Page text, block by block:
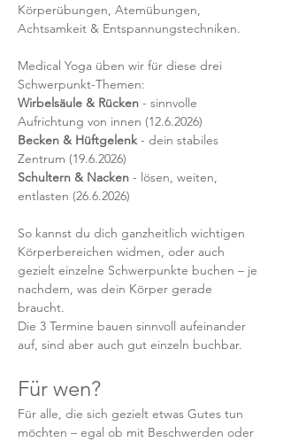
Körperübungen, Atemübungen,
Achtsamkeit & Entspannungstechniken.
Medical Yoga üben wir für diese drei
Schwerpunkt-Themen:
Wirbelsäule & Rücken - sinnvolle
Aufrichtung von innen (12.6.2026)
Becken & Hüftgelenk - dein stabiles
Zentrum (19.6.2026)
Schultern & Nacken - lösen, weiten,
entlasten (26.6.2026)
So kannst du dich ganzheitlich wichtigen
Körperbereichen widmen, oder auch
gezielt einzelne Schwerpunkte buchen – je
nachdem, was dein Körper gerade
braucht.
Die 3 Termine bauen sinnvoll aufeinander
auf, sind aber auch gut einzeln buchbar.
Für wen?
Für alle, die sich gezielt etwas Gutes tun
möchten – egal ob mit Beschwerden oder